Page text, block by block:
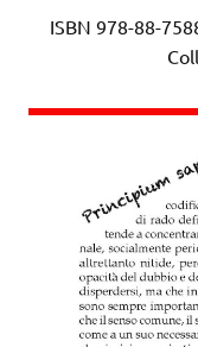
ISBN 978-88-